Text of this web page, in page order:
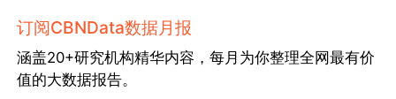
订阅CBNData数据月报
涵盖20+研究机构精华内容，每月为你整理全网最有价
值的大数据报告。